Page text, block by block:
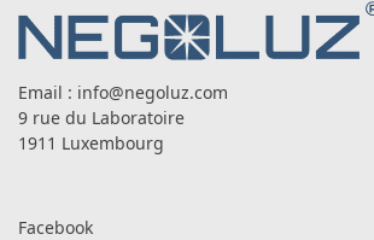
Email : info@negoluz.com
9 rue du Laboratoire
1911 Luxembourg
Facebook